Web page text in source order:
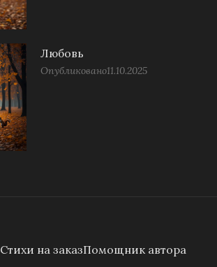
Любовь
Опубликовано11.10.2025
Стихи на заказПомощник автора